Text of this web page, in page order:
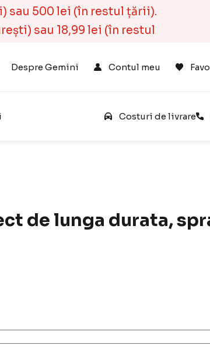
sau 500 lei (în restul țării).
sau 18,99 lei (în restul
Despre Gemini Contul meu
Costuri de livrare
de lunga durata,